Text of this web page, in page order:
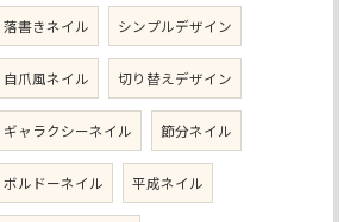
落書きネイル シンプルデザイン
自爪風ネイル 切り替えデザイン
ギャラクシーネイル 節分ネイル
ボルドーネイル 平成ネイル